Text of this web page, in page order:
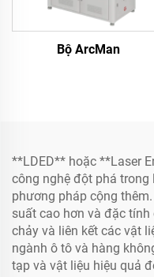
Bộ ArcMan
**LDED** hoặc **Laser
công nghệ đột phá
phương pháp cộng
suất cao hơn và đặc
chảy và liên kết các vật
ngành ô tô và hàng
tạp và vật liệu hiệu quả